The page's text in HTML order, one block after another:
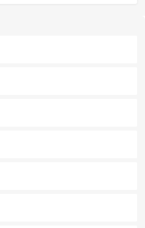
ーズは地元の風情を楽しめる外せないスポット